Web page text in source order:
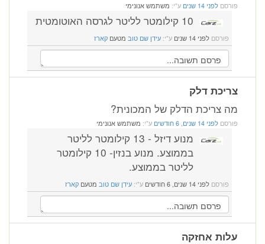
פורסם לפני 14 שנים ע"י: משתמש אנונימי
10 קילומטר לליטר לגרסה האוטומטית
פורסם לפני 14 שנים ע"י: עידן שם טוב מטעם קארז
צריכת דלק
מה צריכת הדלק של המכונית?
פורסם לפני 14 שנים, 6 חודשים ע"י: משתמש אנונימי
מנוע דיזל - 13 קילומטר לליטר
בממוצע. מנוע בנזין- 10 קילומטר
לליטר בממוצע.
פורסם לפני 14 שנים, 6 חודשים ע"י: עידן שם טוב מטעם קארז
עלות אחזקה